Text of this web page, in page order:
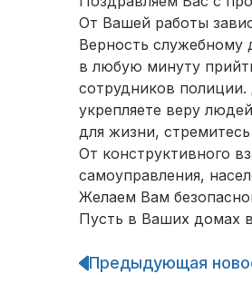
От Вашей работы
Верность служебному
в любую минуту
сотрудников
укрепляете веру
для жизни,
От конструктивного
самоуправления,
Желаем Вам
Пусть в Ваших домах
Навигация
Предыдующая